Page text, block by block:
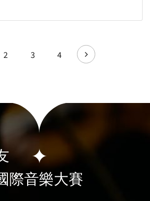
2 3 4
際音樂大賽